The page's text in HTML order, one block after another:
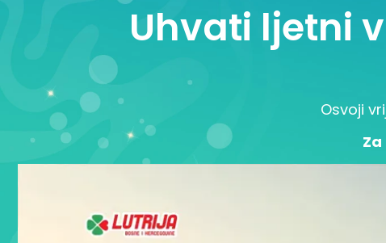
Uhvati ljetni
Osvoji